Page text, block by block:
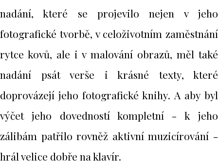
nadání, které se projevilo nejen v jeho
fotografické tvorbě, v celoživotním zaměstnání
rytce kovů, ale i v malování obrazů, měl také
nadání psát verše i krásné texty, které
doprovázejí jeho fotografické knihy. A aby byl
výčet jeho dovedností kompletní - k jeho
zálibám patřilo rovněž aktivní muzicírování -
hrál velice dobře na klavír.